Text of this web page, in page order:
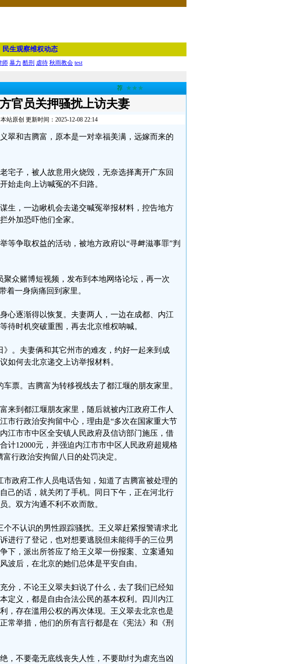
民生观察维权动态
师 暴力 酷刑 虐待 秋雨教会 test
荐 ★★★
官员关押骚扰上访夫妻
站原创 更新时间：2025-12-08 22:14
翠和吉腾富，原本是一对幸福美满，远嫁而来的
宅子，被人故意用火烧毁，无奈选择离开广东回
始走向上访喊冤的不归路。
生，一边瞅机会去递交喊冤举报材料，控告地方
外加恐吓他们全家。
等争取权益的活动，被地方政府以“寻衅滋事罪”判
众赌博短视频，发布到本地网络论坛，再一次
着一身病痛回到家里。
心逐渐得以恢复。夫妻两人，一边在成都、内江
待时机突破重围，再去北京维权呐喊。
。夫妻俩和其它州市的难友，约好一起来到成
如何去北京递交上访举报材料。
票。吉腾富为转移视线去了都江堰的朋友家里。
来到都江堰朋友家里，随后就被内江政府工作人
市行政治安拘留中心，理由是“多次在国家重大节
江市市中区全安镇人民政府及信访部门施压，借
计12000元，并强迫内江市市中区人民政府超规格
行政治安拘留八日的处罚决定。
政府工作人员电话告知，知道了吉腾富被处理的
己的话，就关闭了手机。同日下午，正在河北行
。双方沟通不利不欢而散。
不认识的男性跟踪骚扰。王义翠赶紧报警请求北
进行了登记，也对想要逃脱但未能得手的三位男
下，派出所答应了给王义翠一份报案、立案通知
波后，在北京的她们总体是平安自由。
分，不论王义翠夫妇说了什么，去了我们已经知
定义，都是自由合法公民的基本权利。四川内江
，存在滥用公权的再次体现。王义翠去北京也是
常举措，他们的所有言行都是在《宪法》和《刑
，不要毫无底线丧失人性，不要助纣为虐充当凶